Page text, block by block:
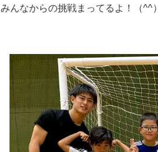
みんなからの挑戦まってるよ！（^^）